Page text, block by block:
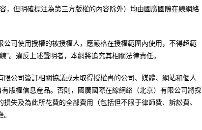
，但明確標注為第三方版權的內容除外）均由國廣國際在線網絡
公司使用授權的被授權人，應嚴格在授權範圍內使用，不得超範
”。違反上述聲明者，本網將追究其相關法律責任。
公司簽訂相關協議或未取得授權書的公司、媒體、網站和個人
版權信息産品。否則，國廣國際在線網絡（北京）有限公司將採
失及為此所花費的全部費用（包括但不限于律師費、訴訟費、